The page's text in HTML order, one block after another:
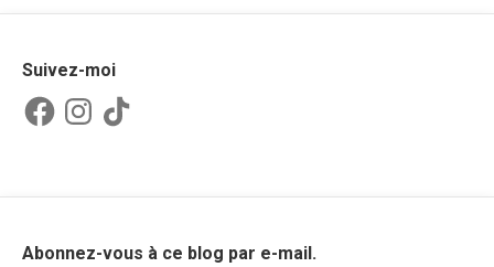
Suivez-moi
FacebookInstagram
TikTok
Abonnez-vous à ce blog par e-mail.